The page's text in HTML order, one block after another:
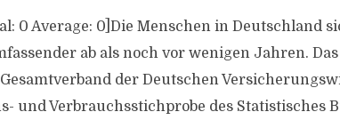
0 Average: 0]Die Menschen in Deutschland
ab als noch vor wenigen Jahren.
der Deutschen
und Verbrauchsstichprobe des Statistisches